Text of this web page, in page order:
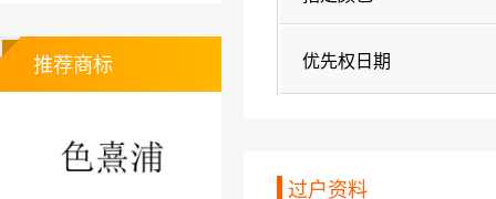
优先权日期
过户资料
推荐商标